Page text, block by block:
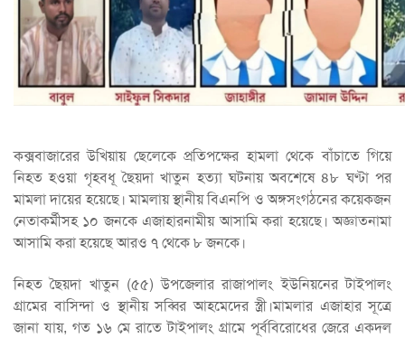
কক্সবাজারের উখিয়ায় ছেলেকে প্রতিপক্ষের হামলা থেকে বাঁচাতে গিয়ে
নিহত হওয়া গৃহবধূ ছৈয়দা খাতুন হত্যা ঘটনায় অবশেষে ৪৮ ঘণ্টা পর
মামলা দায়ের হয়েছে। মামলায় স্থানীয় বিএনপি ও অঙ্গসংগঠনের কয়েকজন
নেতাকর্মীসহ ১০ জনকে এজাহারনামীয় আসামি করা হয়েছে। অজ্ঞাতনামা
আসামি করা হয়েছে আরও ৭ থেকে ৮ জনকে।
নিহত ছৈয়দা খাতুন (৫৫) উপজেলার রাজাপালং ইউনিয়নের টাইপালং
গ্রামের বাসিন্দা ও স্থানীয় সব্বির আহমেদের স্ত্রী।মামলার এজাহার সূত্রে
জানা যায়, গত ১৬ মে রাতে টাইপালং গ্রামে পূর্ববিরোধের জেরে একদল